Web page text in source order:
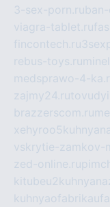
3-sex-porn.ru
viagra-tablet.ru
fincontech.ru
rebus-toys.ru
medsprawo-4-
zajmy24.ru
brazzerscom.ru
vskrytie-zamkov-
zed-online.ru